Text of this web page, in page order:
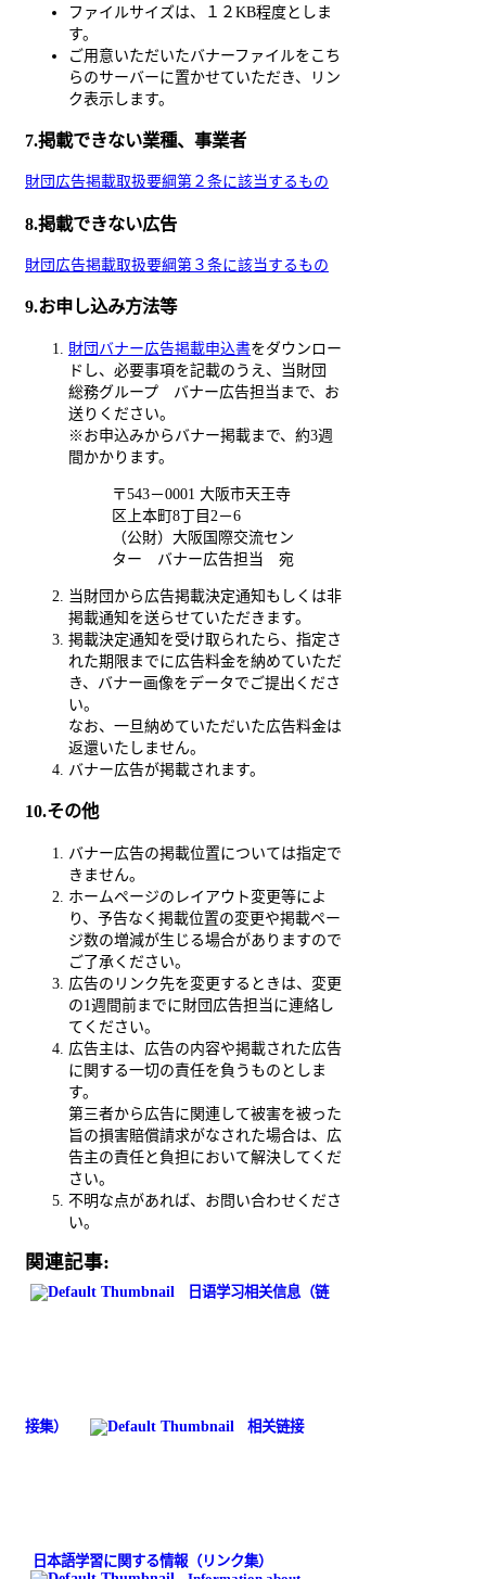
ファイルサイズは、１２KB程度としま
す。
ご用意いただいたバナーファイルをこち
らのサーバーに置かせていただき、リン
ク表示します。
7.掲載できない業種、事業者
財団広告掲載取扱要綱第２条に該当するもの
8.掲載できない広告
財団広告掲載取扱要綱第３条に該当するもの
9.お申し込み方法等
財団バナー広告掲載申込書をダウンロー
ドし、必要事項を記載のうえ、当財団
総務グループ バナー広告担当まで、お
送りください。
※お申込みからバナー掲載まで、約3週
間かかります。
〒543－0001 大阪市天王寺
区上本町8丁目2－6
（公財）大阪国際交流セン
ター バナー広告担当 宛
当財団から広告掲載決定通知もしくは非
掲載通知を送らせていただきます。
掲載決定通知を受け取られたら、指定さ
れた期限までに広告料金を納めていただ
き、バナー画像をデータでご提出くださ
い。
なお、一旦納めていただいた広告料金は
返還いたしません。
バナー広告が掲載されます。
10.その他
バナー広告の掲載位置については指定で
きません。
ホームページのレイアウト変更等によ
り、予告なく掲載位置の変更や掲載ペー
ジ数の増減が生じる場合がありますので
ご了承ください。
広告のリンク先を変更するときは、変更
の1週間前までに財団広告担当に連絡し
てください。
広告主は、広告の内容や掲載された広告
に関する一切の責任を負うものとしま
す。
第三者から広告に関連して被害を被った
旨の損害賠償請求がなされた場合は、広
告主の責任と負担において解決してくだ
さい。
不明な点があれば、お問い合わせくださ
い。
関連記事:
日语学习相关信息（链
接集） 相关链接
日本語学習に関する情報（リンク集）